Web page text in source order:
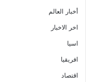
أخبار العالم
اخر الاخبار
اسيا
افريقيا
اقتصاد